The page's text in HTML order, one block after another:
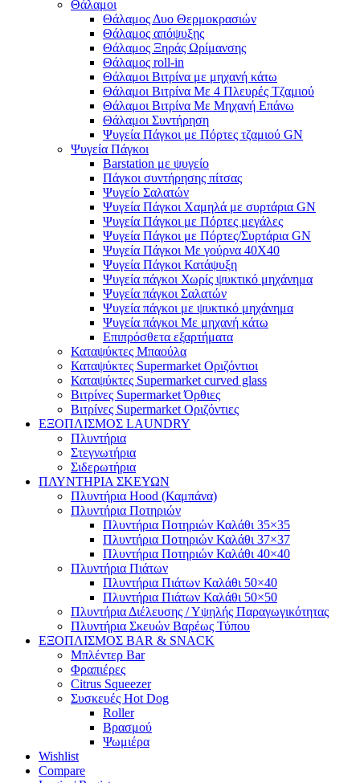
Θάλαμοι
Θάλαμος Δυο Θερμοκρασιών
Θάλαμος απόψυξης
Θάλαμος Ξηράς Ωρίμανσης
Θάλαμος roll-in
Θάλαμοι Βιτρίνα με μηχανή κάτω
Θάλαμοι Βιτρίνα Με 4 Πλευρές Τζαμιού
Θάλαμοι Βιτρίνα Με Μηχανή Επάνω
Θάλαμοι Συντήρηση
Ψυγεία Πάγκοι με Πόρτες τζαμιού GN
Ψυγεία Πάγκοι
Barstation με ψυγείο
Πάγκοι συντήρησης πίτσας
Ψυγείο Σαλατών
Ψυγεία Πάγκοι Χαμηλά με συρτάρια GN
Ψυγεία Πάγκοι με Πόρτες μεγάλες
Ψυγεία Πάγκοι με Πόρτες/Συρτάρια GN
Ψυγεία Πάγκοι Με γούρνα 40Χ40
Ψυγεία Πάγκοι Κατάψυξη
Ψυγεία πάγκοι Χωρίς ψυκτικό μηχάνημα
Ψυγεία πάγκοι Σαλατών
Ψυγεία πάγκοι με ψυκτικό μηχάνημα
Ψυγεία πάγκοι Με μηχανή κάτω
Επιπρόσθετα εξαρτήματα
Καταψύκτες Μπαούλα
Καταψύκτες Supermarket Οριζόντιοι
Καταψύκτες Supermarket curved glass
Βιτρίνες Supermarket Όρθιες
Βιτρίνες Supermarket Οριζόντιες
ΕΞΟΠΛΙΣΜΟΣ LAUNDRY
Πλυντήρια
Στεγνωτήρια
Σιδερωτήρια
ΠΛΥΝΤΗΡΙΑ ΣΚΕΥΩΝ
Πλυντήρια Hood (Καμπάνα)
Πλυντήρια Ποτηριών
Πλυντήρια Ποτηριών Καλάθι 35×35
Πλυντήρια Ποτηριών Καλάθι 37×37
Πλυντήρια Ποτηριών Καλάθι 40×40
Πλυντήρια Πιάτων
Πλυντήρια Πιάτων Καλάθι 50×40
Πλυντήρια Πιάτων Καλάθι 50×50
Πλυντήρια Διέλευσης / Υψηλής Παραγωγικότητας
Πλυντήρια Σκευών Βαρέως Τύπου
ΕΞΟΠΛΙΣΜΟΣ BAR & SNACK
Μπλέντερ Bar
Φραπιέρες
Citrus Squeezer
Συσκευές Hot Dog
Roller
Βρασμού
Ψωμιέρα
Wishlist
Compare